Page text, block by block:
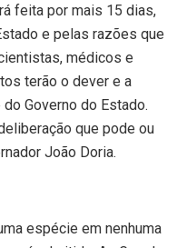
feita por mais 15 dias,
e pelas razões que
médicos e
terão o dever e a
Governo do Estado.
que pode ou
João Doria.
espécie em nenhuma